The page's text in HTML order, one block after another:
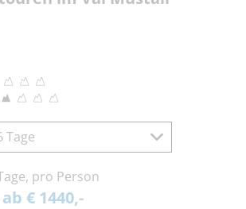
Tage
pro Person
ab € 1440,-